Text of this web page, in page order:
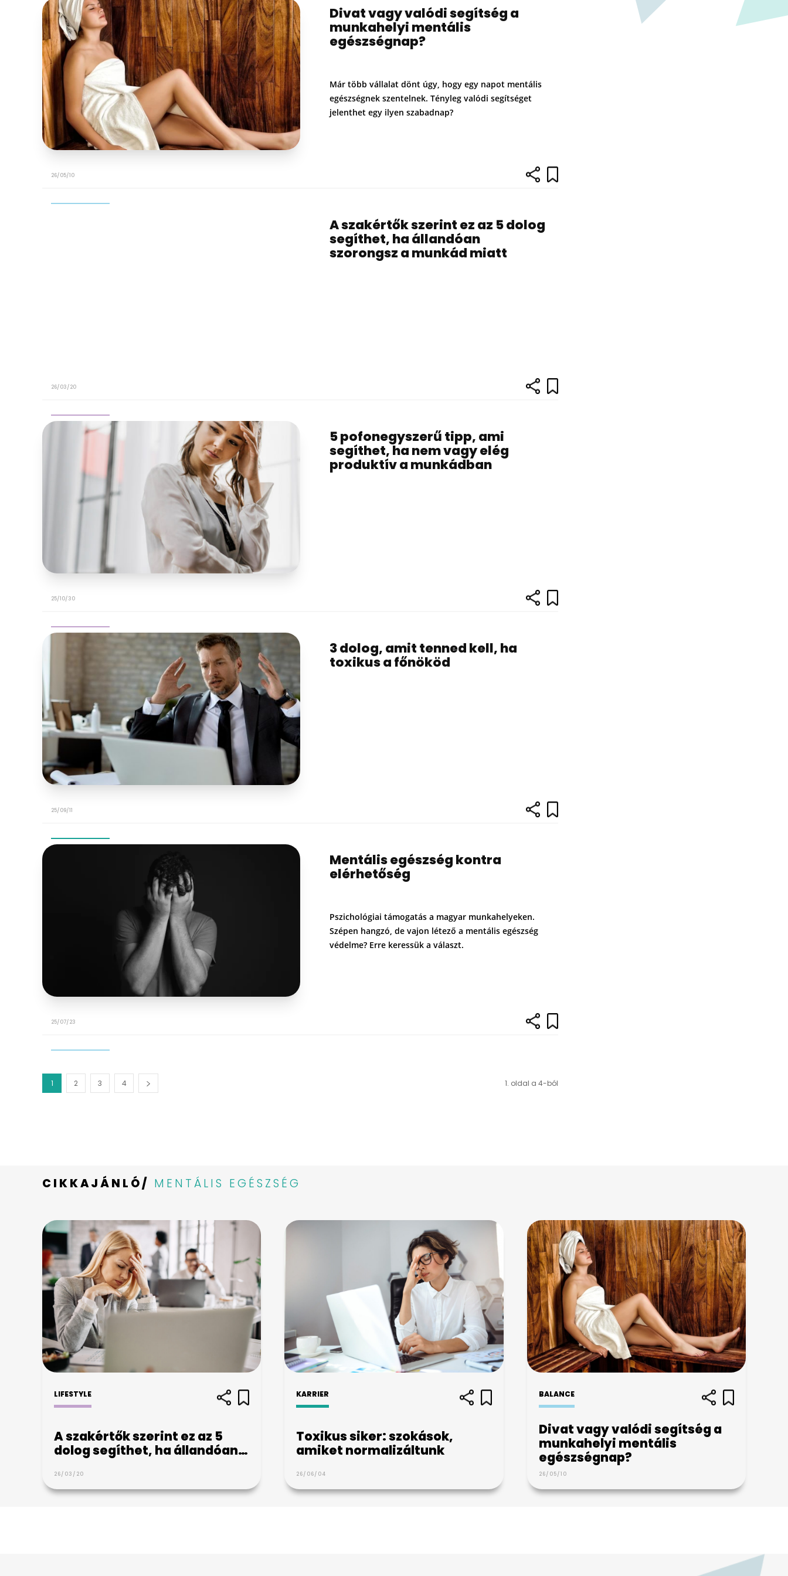
Divat vagy valódi segítség a
munkahelyi mentális
egészségnap?
Már több vállalat dönt úgy, hogy egy napot mentális
egészségnek szentelnek. Tényleg valódi segítséget
jelenthet egy ilyen szabadnap?
26/05/10
A szakértők szerint ez az 5 dolog
segíthet, ha állandóan
szorongsz a munkád miatt
26/03/20
5 pofonegyszerű tipp, ami
segíthet, ha nem vagy elég
produktív a munkádban
25/10/30
3 dolog, amit tenned kell, ha
toxikus a főnököd
25/09/11
Mentális egészség kontra
elérhetőség
Pszichológiai támogatás a magyar munkahelyeken.
Szépen hangzó, de vajon létező a mentális egészség
védelme? Erre keressük a választ.
25/07/23
1 2 3 4 1. oldal a 4-ból
CIKKAJÁNLÓ/ MENTÁLIS EGÉSZSÉG
LIFESTYLE
A szakértők szerint ez az 5
dolog segíthet, ha állandóan…
26/03/20
KARRIER
Toxikus siker: szokások,
amiket normalizáltunk
26/06/04
BALANCE
Divat vagy valódi segítség a
munkahelyi mentális
egészségnap?
26/05/10